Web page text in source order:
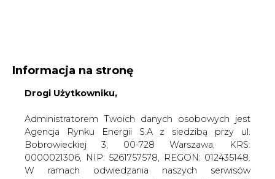
Administratorem Twoich danych osobowych jest
Bobrowieckiej 3, 00-728 Warszawa, KRS:
W ramach odwiedzania naszych serwisów
internetowych możemy przetwarzać Twój adres IP,
pliki cookies i podobne dane nt. aktywności lub
urządzeń użytkownika. Jeżeli dane te pozwalają
zidentyfikować Twoją tożsamość, wówczas będą